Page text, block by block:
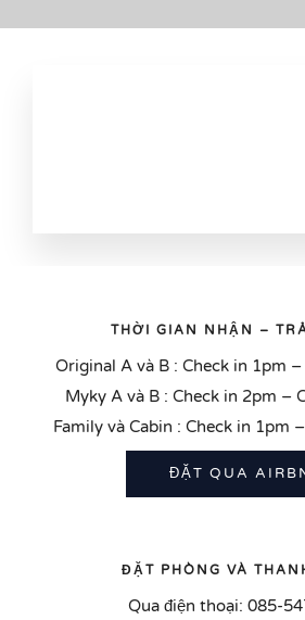
THỜI GIAN NHẬN –
Original A và B : Check in 1pm
Myky A và B : Check in 2pm –
Family và Cabin : Check in 1pm
ĐẶT QUA
ĐẶT PHÒNG VÀ
Qua điện thoại: 085-